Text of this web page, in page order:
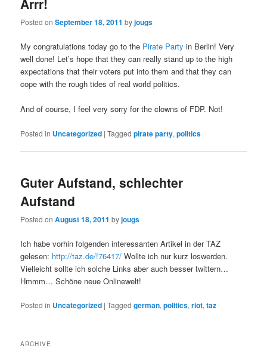
Posted onSeptember 18, 2011 byjougs
My congratulations today go to the Pirate Party in Berlin! Very
well done! Let’s hope that they can really stand up to the high
expectations that their voters put into them and that they can
cope with the rough tides of real world politics.
And of course, I feel very sorry for the clowns of FDP. Not!
Posted in Uncategorized |Tagged pirate party,politics
Guter Aufstand, schlechter
Aufstand
Posted onAugust 18, 2011 byjougs
Ich habe vorhin folgenden interessanten Artikel in der TAZ
gelesen: http://taz.de/!76417/ Wollte ich nur kurz loswerden.
Vielleicht sollte ich solche Links aber auch besser twittern…
Hmmm… Schöne neue Onlinewelt!
Posted in Uncategorized |Tagged german,politics,riot,taz
ARCHIVE